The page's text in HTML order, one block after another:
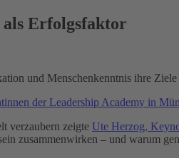
Erfolgsfaktor
und Menschenkenntnis ihre Ziele
der Leadership Academy in
verzaubern zeigte Ute Herzog,
zusammenwirken – und warum